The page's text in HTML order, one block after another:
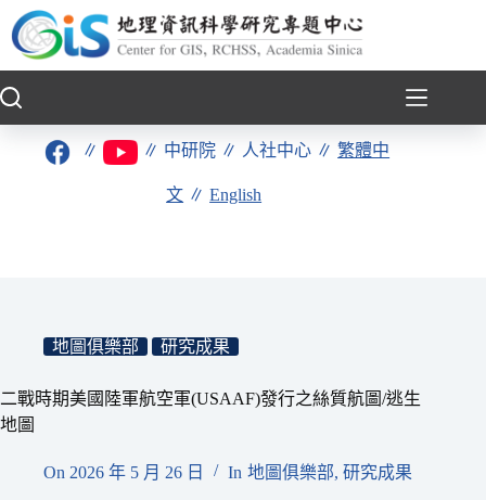
至
要
∥ ∥ 中研院 ∥ 人社中心 ∥繁體中
文 ∥English
地圖俱樂部 研究成果
二戰時期美國陸軍航空軍(USAAF)發行之絲質航圖/逃生
地圖
On 2026 年 5 月 26 日 In 地圖俱樂部, 研究成果